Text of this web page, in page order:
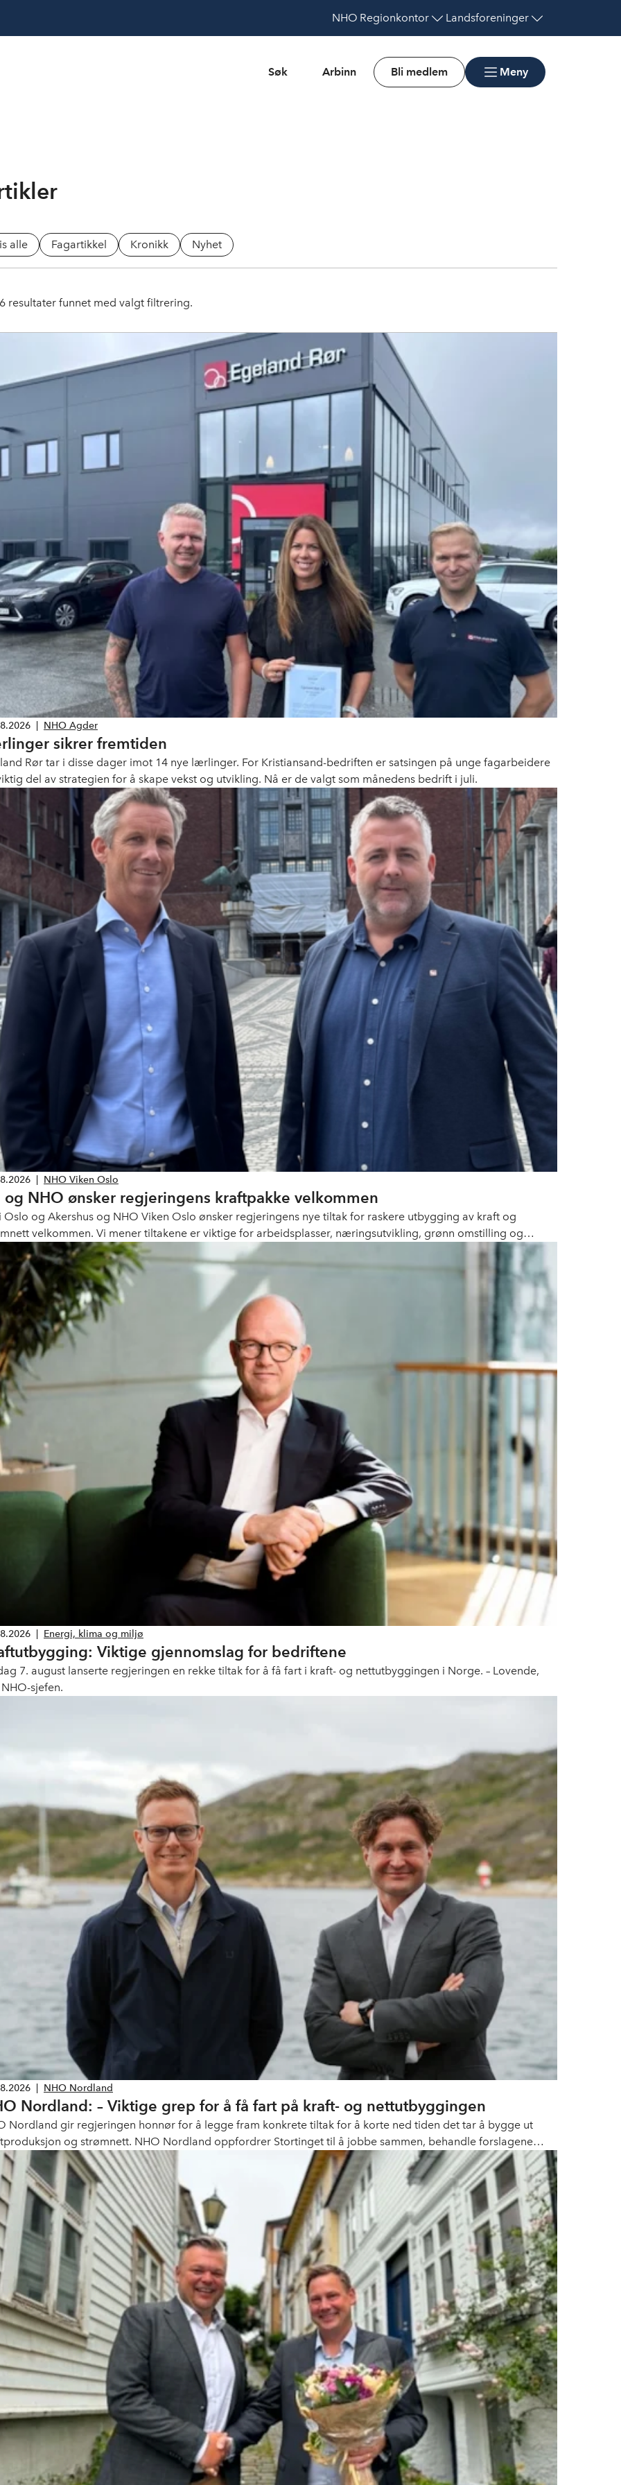
NHO Regionkontor Landsforeninger
Søk Arbinn Bli medlem Meny
alle Fagartikkel Kronikk Nyhet
resultater funnet med valgt filtrering.
NHO Agder
sikrer fremtiden
Rør tar i disse dager imot 14 nye lærlinger. For Kristiansand-bedriften er satsingen på unge fagarbeidere
del av strategien for å skape vekst og utvikling. Nå er de valgt som månedens bedrift i juli.
NHO Viken Oslo
og NHO ønsker regjeringens kraftpakke velkommen
Oslo og Akershus og NHO Viken Oslo ønsker regjeringens nye tiltak for raskere utbygging av kraft og
velkommen. Vi mener tiltakene er viktige for arbeidsplasser, næringsutvikling, grønn omstilling og
Energi, klima og miljø
Viktige gjennomslag for bedriftene
7. august lanserte regjeringen en rekke tiltak for å få fart i kraft- og nettutbyggingen i Norge. – Lovende,
sjefen.
NHO Nordland
Nordland: – Viktige grep for å få fart på kraft- og nettutbyggingen
Nordland gir regjeringen honnør for å legge fram konkrete tiltak for å korte ned tiden det tar å bygge ut
og strømnett. NHO Nordland oppfordrer Stortinget til å jobbe sammen, behandle forslagene
og finne fram til brede og langsiktige løsninger.